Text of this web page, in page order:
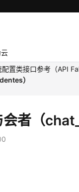
配置类接口参考（API
）
者（